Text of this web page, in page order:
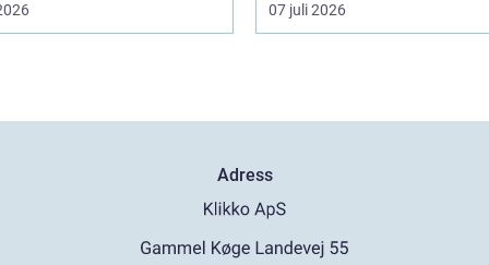
07 juli 2026
Adress